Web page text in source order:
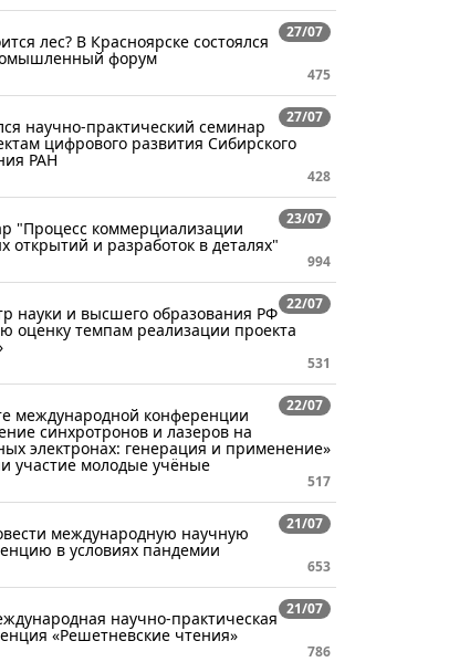
27/07
лес? В Красноярске состоялся
форум
475
27/07
научно-практический семинар
цифрового развития Сибирского
РАН
428
23/07
"Процесс коммерциализации
открытий и разработок в деталях"
994
22/07
науки и высшего образования РФ
оценку темпам реализации проекта
531
22/07
международной конференции
синхротронов и лазеров на
электронах: генерация и применение»
участие молодые учёные
517
21/07
международную научную
в условиях пандемии
653
21/07
научно-практическая
«Решетневские чтения»
786